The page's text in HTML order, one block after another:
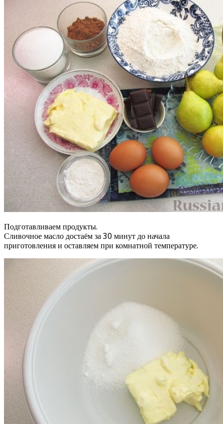
Подготавливаем продукты.
Сливочное масло достаём за 30 минут до начала
приготовления и оставляем при комнатной температуре.